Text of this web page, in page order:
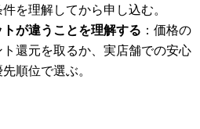
を理解してから申し込む。
が違うことを理解する ：価格の
還元を取るか、実店舗での安心
順位で選ぶ。